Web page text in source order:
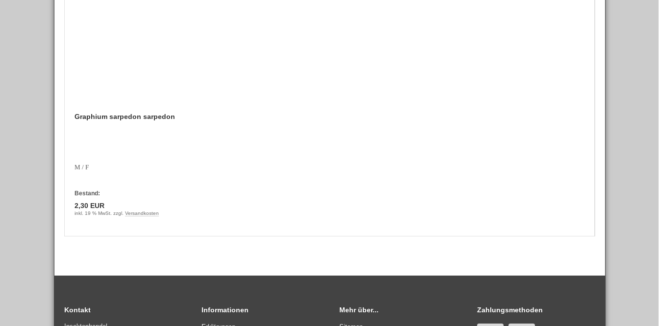
Graphium sarpedon sarpedon
M / F
Bestand:
2,30 EUR
inkl. 19 % MwSt. zzgl. Versandkosten
Kontakt Informationen Mehr über... Zahlungsmethoden